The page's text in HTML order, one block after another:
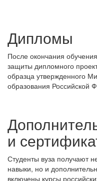
Дипломы
После окончания
защиты дипломного
образца утвержденного
образования Российской
и
Студенты вуза получают
навыки, но и
включены курсы